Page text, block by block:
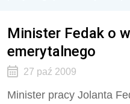
Minister Fedak o
emerytalnego
27 paź 2009
Minister pracy Jolanta